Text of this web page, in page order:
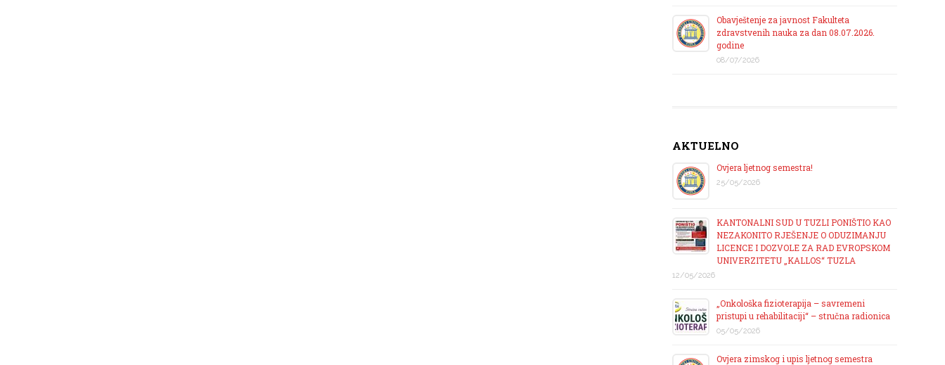
Obavještenje za javnost Fakulteta
zdravstvenih nauka za dan 08.07.2026.
godine
08/07/2026
AKTUELNO
Ovjera ljetnog semestra!
25/05/2026
KANTONALNI SUD U TUZLI PONIŠTIO KAO
NEZAKONITO RJEŠENJE O ODUZIMANJU
LICENCE I DOZVOLE ZA RAD EVROPSKOM
UNIVERZITETU „KALLOS“ TUZLA
12/05/2026
„Onkološka fizioterapija – savremeni
pristupi u rehabilitaciji“ – stručna radionica
05/05/2026
Ovjera zimskog i upis ljetnog semestra